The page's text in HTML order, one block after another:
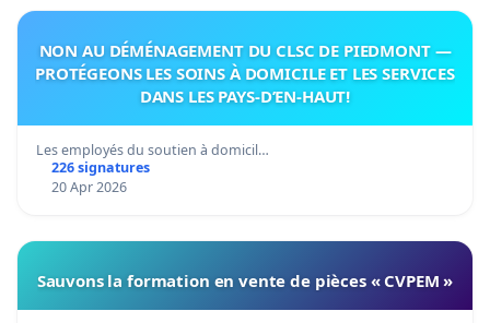
NON AU DÉMÉNAGEMENT DU CLSC DE PIEDMONT —
PROTÉGEONS LES SOINS À DOMICILE ET LES SERVICES
DANS LES PAYS-D’EN-HAUT!
Les employés du soutien à domicil…
226 signatures
20 Apr 2026
Sauvons la formation en vente de pièces « CVPEM »